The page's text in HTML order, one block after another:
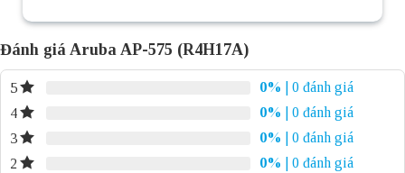
Đánh giá Aruba AP-575 (R4H17A)
5 0%
| 0 đánh giá
4
0%
| 0 đánh giá
3
0%
| 0 đánh giá
2
0%
| 0 đánh giá